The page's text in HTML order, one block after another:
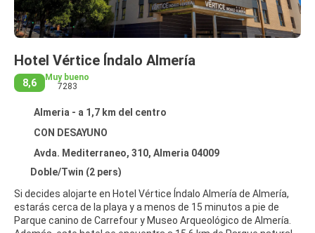
Hotel Vértice Índalo Almería
8,6
Muy bueno
7283
Almeria - a 1,7 km del centro
CON DESAYUNO
Avda. Mediterraneo, 310, Almeria 04009
Doble/Twin (2 pers)
Si decides alojarte en Hotel Vértice Índalo Almería de Almería,
estarás cerca de la playa y a menos de 15 minutos a pie de
Parque canino de Carrefour y Museo Arqueológico de Almería.